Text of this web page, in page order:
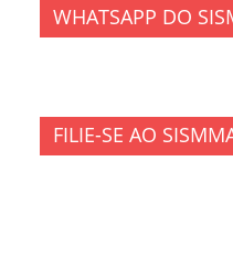
WHATSAPP DO
FILIE-SE AO